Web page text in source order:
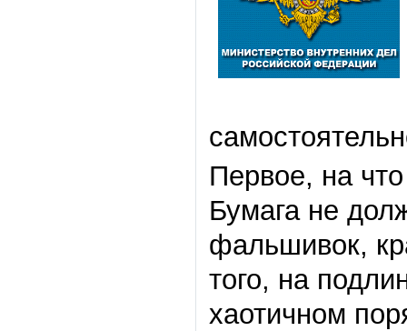
Первое, на
Бумага не
фальшивок,
того, на
хаотичном